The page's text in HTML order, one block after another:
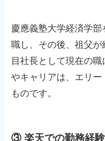
慶應義塾大学経済学
職し、その後、祖父
目社長として現在の
やキャリアは、エリ
ものです。
③ 楽天での勤務経